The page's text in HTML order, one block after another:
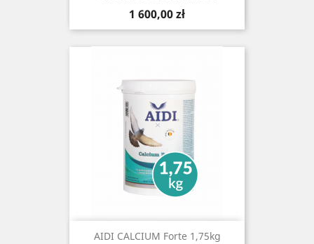
Cena
1 600,00 zł
AIDI CALCIUM Forte 1,75kg